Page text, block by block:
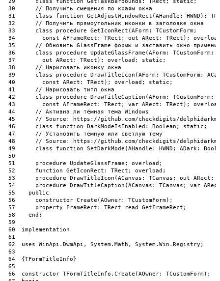
29
30
31
32
33
34
35
36
37
38
39
40
41
42
43
44
45
46
47
48
49
50
51
52
53
54
55
56
57
58
59
60
61
62
63
64
65
66
class function GetTaskBarBounds : TRect ; static ;
// Получить смещения по краям окна
class
function GetAdjustWindowRect ( AHandle : HWND ) :
// Получить прямоугольник иконки в заголовке окна
class
procedure GetIconRect ( AForm: TCustomForm;
const
AFrameRect : TRect ; out ARect : TRect ) ;
// Обновить GlassFrame формы и заставить окно
class
procedure UpdateGlassFrame ( AForm: TCustomForm;
out
ARect : TRect ) ; overload ; static ;
// Нарисовать иконку окна
class
procedure DrawTitleIcon ( AForm: TCustomForm;
const
ARect : TRect ) ; overload ; static ;
// Нарисовать титл окна
class
procedure DrawTitleCaption ( AForm: TCustomForm;
const
AFrameRect : TRect ; var ARect : TRect ) ;
// Активна ли тёмная тема Windows
// Source: https://github.com/checkdigits/
class
function DarkModeIsEnabled : Boolean ; static ;
// Установить тёмную или светлую тему
// Source: https://github.com/checkdigits/
class
function SetDarkMode ( AHandle : HWND ; ADark:
procedure UpdateGlassFrame ; overload ;
function
GetIconRect : TRect ; overload ;
procedure
DrawTitleIcon ( ACanvas : TCanvas ; out ARect :
procedure
DrawTitleCaption ( ACanvas : TCanvas ; var
public
constructor Create ( AOwner: TCustomForm) ;
property
FrameRect : TRect read GetFrameRect ;
end ;
implementation
uses WinApi . DwmApi , System. Math , System. Win . Registry ;
{ TFormTitleInfo }
constructor TFormTitleInfo . Create ( AOwner: TCustomForm) ;